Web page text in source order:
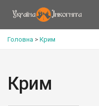
Головна > Крим
Крим